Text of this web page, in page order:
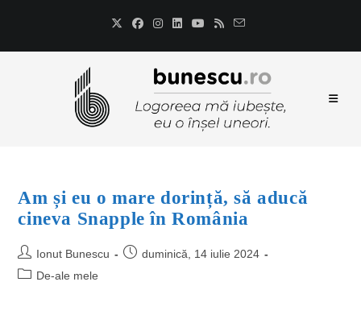
Am și eu o mare dorință, să aducă
cineva Snapple în România
Ionut Bunescu
duminică, 14 iulie 2024
De-ale mele